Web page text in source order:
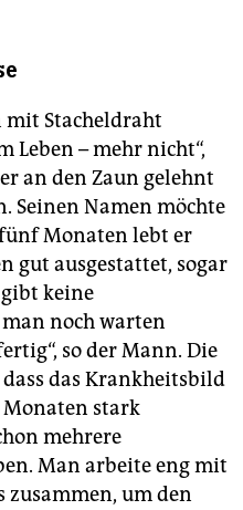
mit Stacheldraht
Leben – mehr nicht“,
an den Zaun gelehnt
Seinen Namen möchte
Monaten lebt er
gut ausgestattet, sogar
keine
noch warten
so der Mann. Die
das Krankheitsbild
stark
mehrere
Man arbeite eng mit
um den